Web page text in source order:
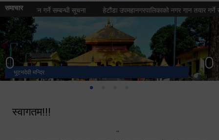
समाचार
डिजिाइन गर्ने सम्बन्धी सूचना हेटौंडा उपमहानगरपालिकाको नगर गान तयार गर्ने
भुटनदेवी मन्दिर
स्मारक
हेटौंडा उपमहानगरपालिका नगर कार्यपालिकाको कार्यालय
मनकामना डाँडाबाट देखिएको दृश्य
स्वागतम!!!
"